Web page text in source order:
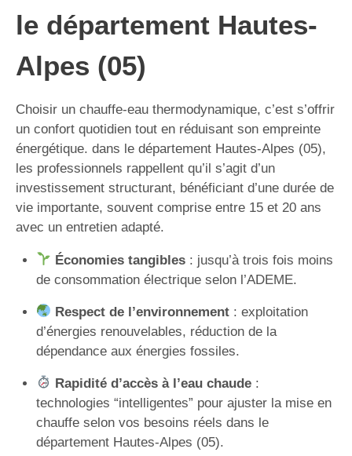
le département Hautes-
Alpes (05)
Choisir un chauffe-eau thermodynamique, c’est s’offrir
un confort quotidien tout en réduisant son empreinte
énergétique. dans le département Hautes-Alpes (05),
les professionnels rappellent qu’il s’agit d’un
investissement structurant, bénéficiant d’une durée de
vie importante, souvent comprise entre 15 et 20 ans
avec un entretien adapté.
Économies tangibles: jusqu’à trois fois moins
de consommation électrique selon l’ADEME.
Respect de l’environnement: exploitation
d’énergies renouvelables, réduction de la
dépendance aux énergies fossiles.
Rapidité d’accès à l’eau chaude:
technologies “intelligentes” pour ajuster la mise en
chauffe selon vos besoins réels dans le
département Hautes-Alpes (05).